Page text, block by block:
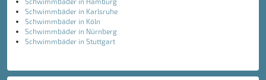
Schwimmbäder in Karlsruhe
Schwimmbäder in Köln
Schwimmbäder in Nürnberg
Schwimmbäder in Stuttgart